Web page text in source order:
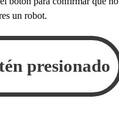
un robot.